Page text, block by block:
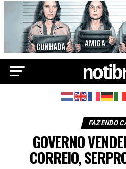
FAZENDO
GOVERNO
CORREIO,